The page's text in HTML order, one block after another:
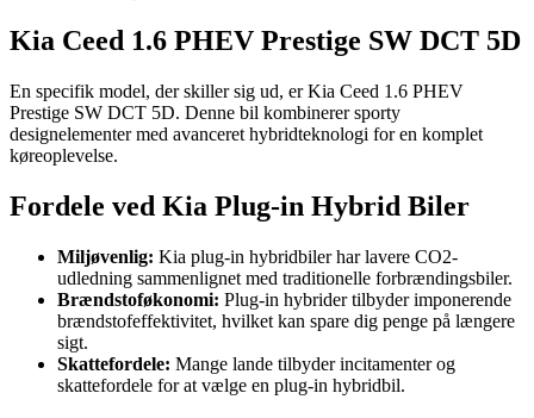
Kia Ceed 1.6 PHEV Prestige SW DCT 5D
En specifik model, der skiller sig ud, er Kia Ceed 1.6 PHEV
Prestige SW DCT 5D. Denne bil kombinerer sporty
designelementer med avanceret hybridteknologi for en komplet
køreoplevelse.
Fordele ved Kia Plug-in Hybrid Biler
Miljøvenlig: Kia plug-in hybridbiler har lavere CO2-
udledning sammenlignet med traditionelle forbrændingsbiler.
Brændstoføkonomi: Plug-in hybrider tilbyder imponerende
brændstofeffektivitet, hvilket kan spare dig penge på længere
sigt.
Skattefordele: Mange lande tilbyder incitamenter og
skattefordele for at vælge en plug-in hybridbil.